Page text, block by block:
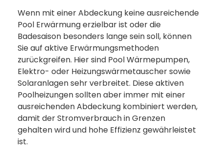
Wenn mit einer Abdeckung keine ausreichende
Pool Erwärmung erzielbar ist oder die
Badesaison besonders lange sein soll, können
Sie auf aktive Erwärmungsmethoden
zurückgreifen. Hier sind Pool Wärmepumpen,
Elektro- oder Heizungswärmetauscher sowie
Solaranlagen sehr verbreitet. Diese aktiven
Poolheizungen sollten aber immer mit einer
ausreichenden Abdeckung kombiniert werden,
damit der Stromverbrauch in Grenzen
gehalten wird und hohe Effizienz gewährleistet
ist.